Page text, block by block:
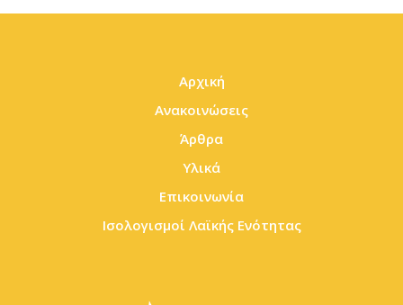
Αρχική
Ανακοινώσεις
Άρθρα
Υλικά
Επικοινωνία
Ισολογισμοί Λαϊκής Ενότητας